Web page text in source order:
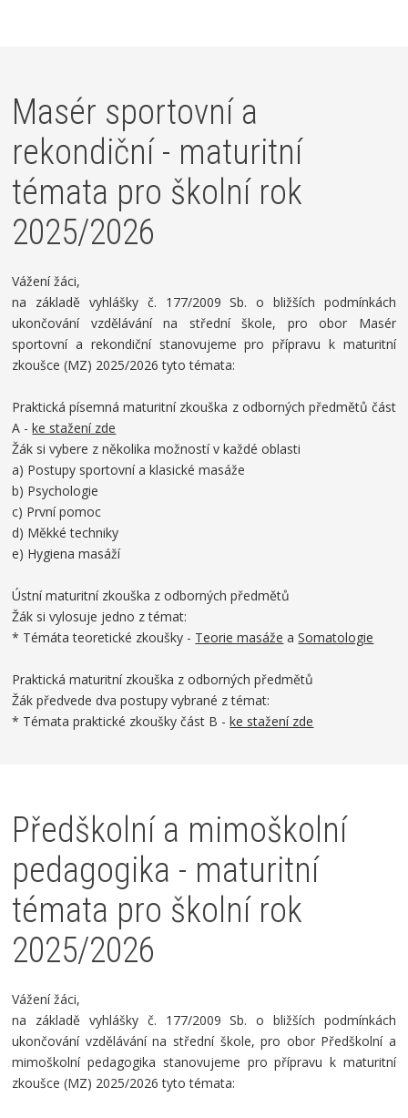
Masér sportovní a
rekondiční - maturitní
témata pro školní rok
2025/2026
Vážení žáci,
na základě vyhlášky č. 177/2009 Sb. o bližších podmínkách
ukončování vzdělávání na střední škole, pro obor Masér
sportovní a rekondiční stanovujeme pro přípravu k maturitní
zkoušce (MZ) 2025/2026 tyto témata:
Praktická písemná maturitní zkouška z odborných předmětů část
A - ke stažení zde
Žák si vybere z několika možností v každé oblasti
a) Postupy sportovní a klasické masáže
b) Psychologie
c) První pomoc
d) Měkké techniky
e) Hygiena masáží
Ústní maturitní zkouška z odborných předmětů
Žák si vylosuje jedno z témat:
* Témáta teoretické zkoušky - Teorie masáže aSomatologie
Praktická maturitní zkouška z odborných předmětů
Žák předvede dva postupy vybrané z témat:
* Témata praktické zkoušky část B -ke stažení zde
Předškolní a mimoškolní
pedagogika - maturitní
témata pro školní rok
2025/2026
Vážení žáci,
na základě vyhlášky č. 177/2009 Sb. o bližších podmínkách
ukončování vzdělávání na střední škole, pro obor Předškolní a
mimoškolní pedagogika stanovujeme pro přípravu k maturitní
zkoušce (MZ) 2025/2026 tyto témata: